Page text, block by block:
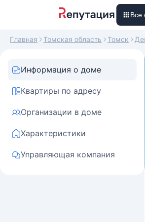
Все
Главная Томская область Томск
Информация о доме
Квартиры по адресу
Организации в доме
Характеристики
Управляющая компания